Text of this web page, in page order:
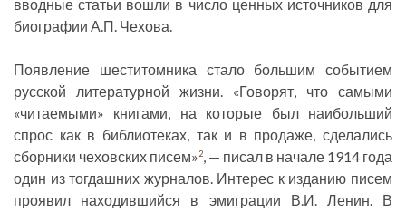
вводные статьи вошли в число ценных источников для
биографии А.П. Чехова.
Появление шеститомника стало большим событием
русской литературной жизни. «Говорят, что самыми
«читаемыми» книгами, на которые был наибольший
спрос как в библиотеках, так и в продаже, сделались
сборники чеховских писем»2, — писал в начале 1914 года
один из тогдашних журналов. Интерес к изданию писем
проявил находившийся в эмиграции В.И. Ленин. В